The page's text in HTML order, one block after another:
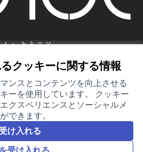
クッキーに関する情報
ンスとコンテンツを向上させる
ーを使用しています。 クッキー
クスペリエンスとソーシャルメ
できます。
け入れる
へようこそ。